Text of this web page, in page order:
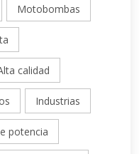
Motobombas
calidad
Industrias
potencia